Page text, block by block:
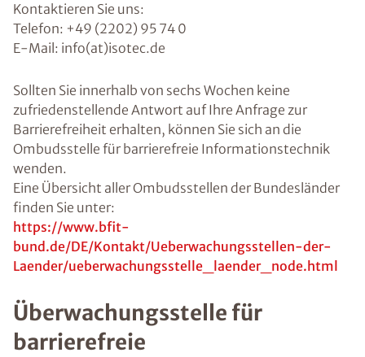
Kontaktieren Sie uns:
Telefon: +49 (2202) 95 74 0
E-Mail: info(at)isotec.de
Sollten Sie innerhalb von sechs Wochen keine
zufriedenstellende Antwort auf Ihre Anfrage zur
Barrierefreiheit erhalten, können Sie sich an die
Ombudsstelle für barrierefreie Informationstechnik
wenden.
Eine Übersicht aller Ombudsstellen der Bundesländer
finden Sie unter:
https://www.bfit-
bund.de/DE/Kontakt/Ueberwachungsstellen-der-
Laender/ueberwachungsstelle_laender_node.html
Überwachungsstelle für
barrierefreie